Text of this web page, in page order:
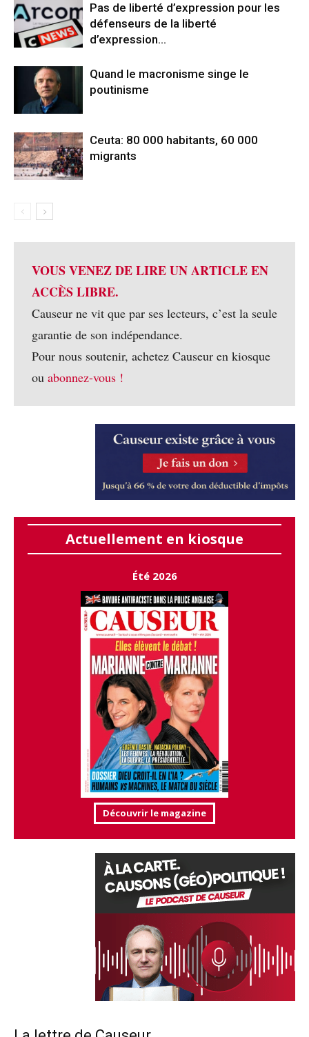
Pas de liberté d’expression pour les
défenseurs de la liberté
d’expression…
Quand le macronisme singe le
poutinisme
Ceuta: 80 000 habitants, 60 000
migrants
VOUS VENEZ DE LIRE UN ARTICLE EN
ACCÈS LIBRE.
Causeur ne vit que par ses lecteurs, c’est la seule
garantie de son indépendance.
Pour nous soutenir, achetez Causeur en kiosque
ou abonnez-vous !
Actuellement en kiosque
Été 2026
Découvrir le magazine